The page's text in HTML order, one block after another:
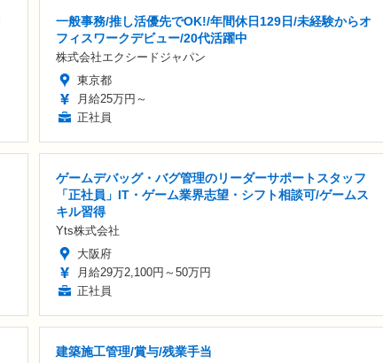
一般事務/推し活優先でOK!/年間休日129日/未経験からオ
フィスワークデビュー/20代活躍中
株式会社エクシードジャパン
東京都
月給25万円～
正社員
ゲームデバッグ・バグ管理のリーダーサポートスタッフ
「正社員」IT・ゲーム業界志望・シフト相談可/ゲームス
キル習得
Yts株式会社
大阪府
月給29万2,100円～50万円
正社員
建築施工管理/賞与/残業手当